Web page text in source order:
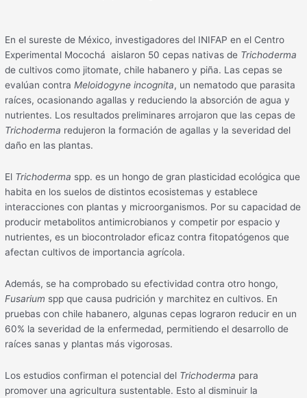
En el sureste de México, investigadores del INIFAP en el Centro
Experimental Mocochá aislaron 50 cepas nativas de Trichoderma
de cultivos como jitomate, chile habanero y piña. Las cepas se
evalúan contraMeloidogyne incognita, un nematodo que parasita
raíces, ocasionando agallas y reduciendo la absorción de agua y
nutrientes. Los resultados preliminares arrojaron que las cepas de
Trichoderma redujeron la formación de agallas y la severidad del
daño en las plantas.
El Trichoderma spp. es un hongo de gran plasticidad ecológica que
habita en los suelos de distintos ecosistemas y establece
interacciones con plantas y microorganismos. Por su capacidad de
producir metabolitos antimicrobianos y competir por espacio y
nutrientes, es un biocontrolador eficaz contra fitopatógenos que
afectan cultivos de importancia agrícola.
Además, se ha comprobado su efectividad contra otro hongo,
Fusarium spp que causa pudrición y marchitez en cultivos. En
pruebas con chile habanero, algunas cepas lograron reducir en un
60% la severidad de la enfermedad, permitiendo el desarrollo de
raíces sanas y plantas más vigorosas.
Los estudios confirman el potencial del Trichoderma para
promover una agricultura sustentable. Esto al disminuir la